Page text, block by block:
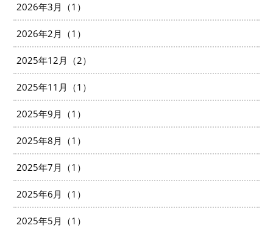
2026年3月（1）
2026年2月（1）
2025年12月（2）
2025年11月（1）
2025年9月（1）
2025年8月（1）
2025年7月（1）
2025年6月（1）
2025年5月（1）